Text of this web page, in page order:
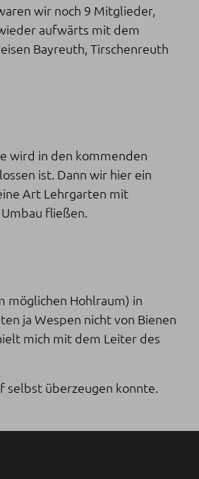
wir noch 9 Mitglieder,
aufwärts mit dem
Bayreuth, Tirschenreuth
wird in den kommenden
ist. Dann wir hier ein
Art Lehrgarten mit
fließen.
möglichen Hohlraum) in
ja Wespen nicht von Bienen
mich mit dem Leiter des
selbst überzeugen konnte.